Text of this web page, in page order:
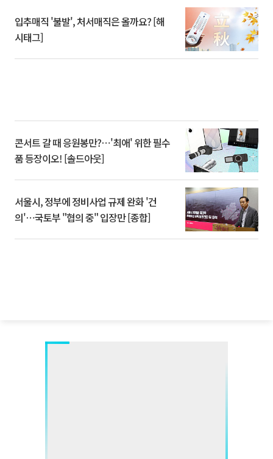
입추매직 '불발', 처서매직은 올까요? [해
시태그]
콘서트 갈 때 응원봉만?⋯'최애' 위한 필수
품 등장이오! [솔드아웃]
서울시, 정부에 정비사업 규제 완화 '건
의'⋯국토부 "협의 중" 입장만 [종합]